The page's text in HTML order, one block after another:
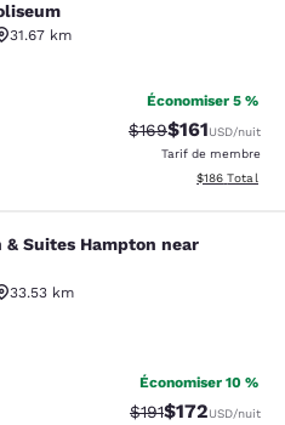
31.67 km
49 commentaires
Économiser 5 %
Tarif barré :
$169Tarif réduit :
$161USD/nuit
Tarif de membre
Afficher les
$186 Total
Hampton near
Suites Hampton near
33.53 km
bon. 507 commentaires
Économiser 10 %
Tarif barré :
$191Tarif réduit :
$172USD/nuit